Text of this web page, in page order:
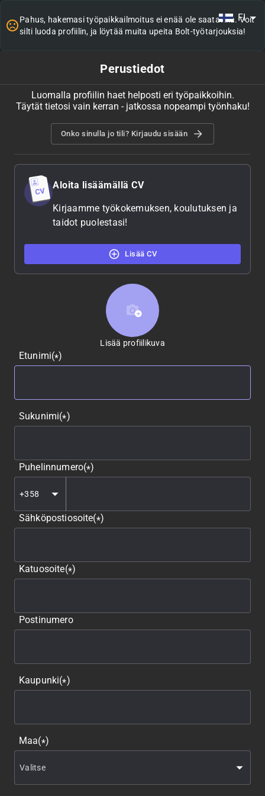
FI
Pahus, hakemasi työpaikkailmoitus ei enää ole saatavilla. Voit
silti luoda profiilin, ja löytää muita upeita Bolt-työtarjouksia!
Perustiedot
Luomalla profiilin haet helposti eri työpaikkoihin.
Täytät tietosi vain kerran - jatkossa nopeampi työnhaku!
Onko sinulla jo tili? Kirjaudu sisään
Aloita lisäämällä CV
Kirjaamme työkokemuksen, koulutuksen ja
taidot puolestasi!
Lisää CV
Lisää profiilikuva
Lisää profiilikuva
Etunimi(*)
Sukunimi(*)
Puhelinnumero(*)
Sähköpostiosoite(*)
Katuosoite(*)
Postinumero
Kaupunki(*)
Maa(*)